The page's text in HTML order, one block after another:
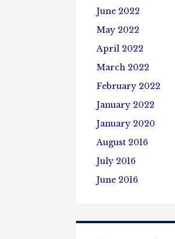
June 2022
May 2022
April 2022
March 2022
February 2022
January 2022
January 2020
August 2016
July 2016
June 2016